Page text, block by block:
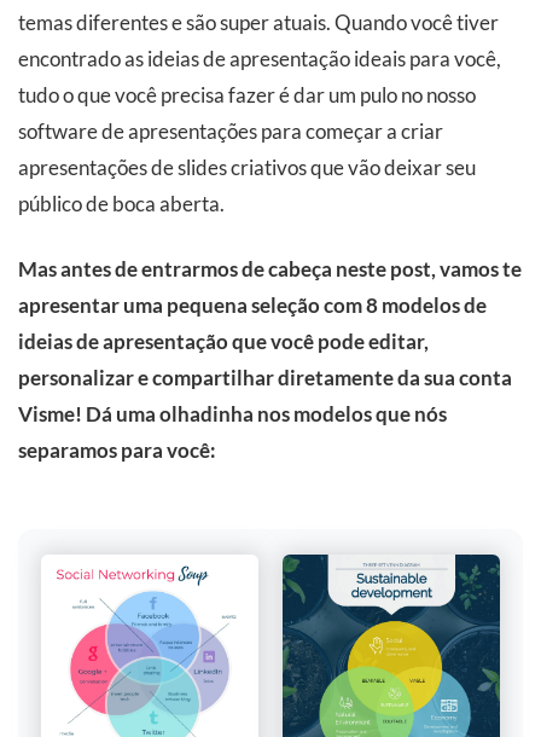
temas diferentes e são super atuais. Quando você tiver
encontrado as ideias de apresentação ideais para você,
tudo o que você precisa fazer é dar um pulo no nosso
software de apresentações para começar a criar
apresentações de slides criativos que vão deixar seu
público de boca aberta.
Mas antes de entrarmos de cabeça neste post, vamos te
apresentar uma pequena seleção com 8 modelos de
ideias de apresentação que você pode editar,
personalizar e compartilhar diretamente da sua conta
Visme! Dá uma olhadinha nos modelos que nós
separamos para você: